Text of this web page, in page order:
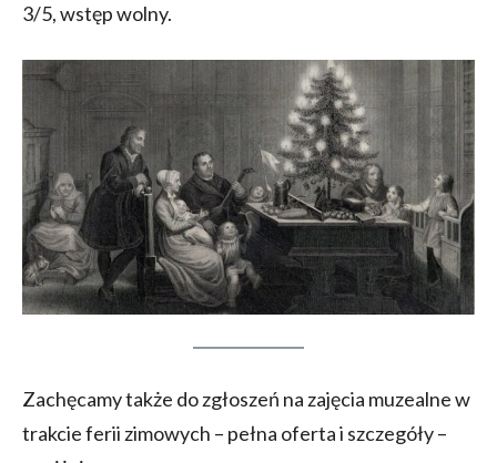
3/5, wstęp wolny.
Zachęcamy także do zgłoszeń na zajęcia muzealne w
trakcie ferii zimowych – pełna oferta i szczegóły –